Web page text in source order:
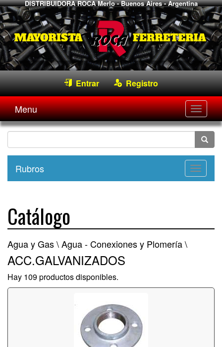
DISTRIBUIDORA ROCA Merlo - Buenos Aires - Argentina
Entrar Registro
Menu
Rubros
Catálogo
Agua y Gas \Agua - Conexiones y Plomería \
ACC.GALVANIZADOS
Hay 109 productos disponibles.